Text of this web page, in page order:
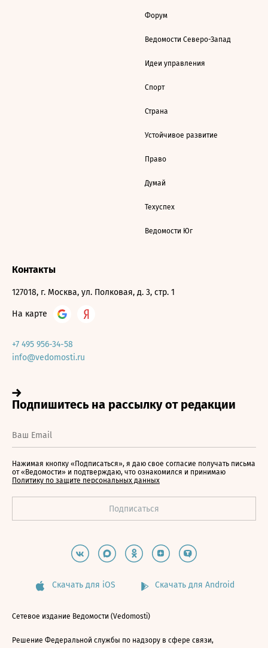
Форум
Ведомости Северо-Запад
Идеи управления
Спорт
Страна
Устойчивое развитие
Право
Думай
Техуспех
Ведомости Юг
Контакты
127018, г. Москва, ул. Полковая, д. 3, стр. 1
На карте
+7 495 956-34-58
info@vedomosti.ru
Нажимая кнопку «Подписаться», я даю свое согласие получать письма
от «Ведомости» и подтверждаю, что ознакомился и принимаю
Политику по защите персональных данных
Скачать для iOS Скачать для Android
Сетевое издание Ведомости (Vedomosti)
Решение Федеральной службы по надзору в сфере связи,